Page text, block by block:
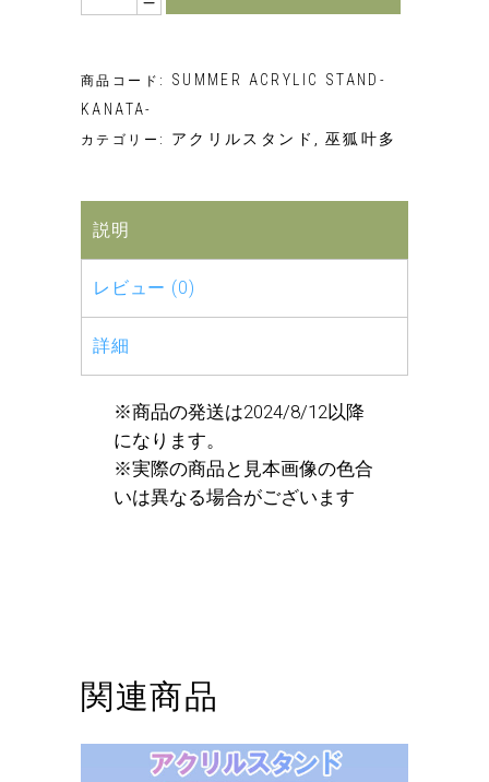
商品コード: SUMMER ACRYLIC STAND-
KANATA-
カテゴリー: アクリルスタンド, 巫狐叶多
説明
レビュー (0)
詳細
※商品の発送は2024/8/12以降
になります。
※実際の商品と見本画像の色合
いは異なる場合がございます
関連商品